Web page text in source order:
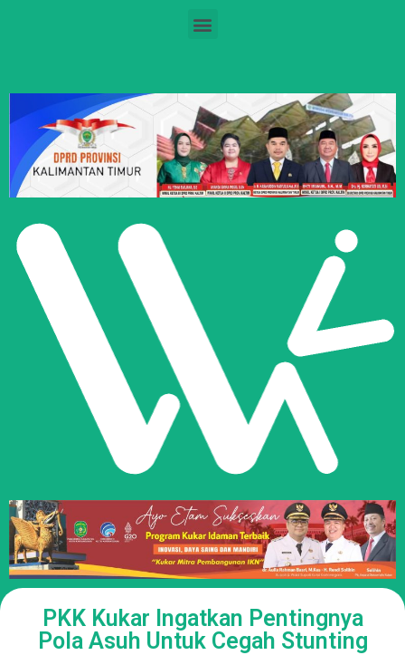
PKK Kukar Ingatkan Pentingnya
Pola Asuh Untuk Cegah Stunting